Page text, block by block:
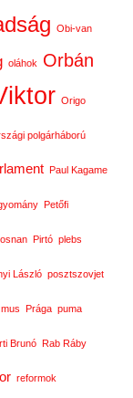
Obi-van
oláhok Orbán
Origo
polgárháború
Paul Kagame
Petőfi
Pirtó plebs
László posztszovjet
Prága puma
Brunó Rab Ráby
reformok